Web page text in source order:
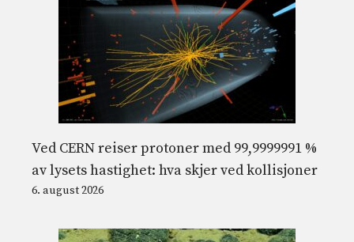
Ved CERN reiser protoner med 99,9999991 %
av lysets hastighet: hva skjer ved kollisjoner
6. august 2026